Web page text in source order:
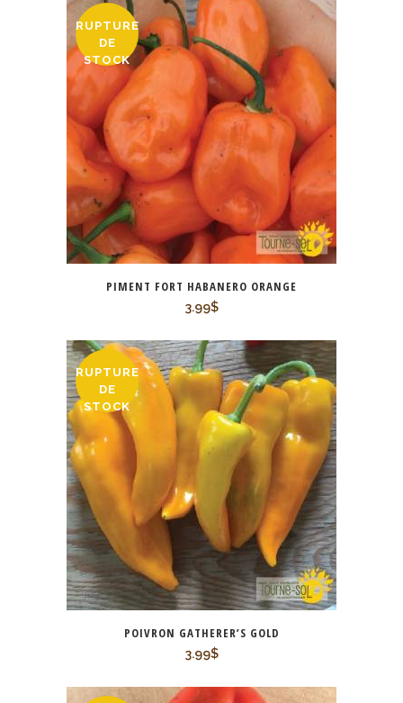
RUPTURE
DE
STOCK
PIMENT FORT HABANERO ORANGE
3.99$
RUPTURE
DE
STOCK
POIVRON GATHERER’S GOLD
3.99$